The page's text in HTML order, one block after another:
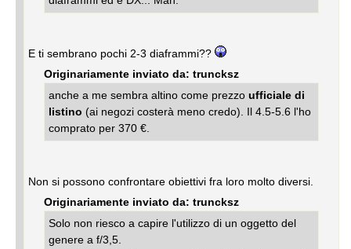
E ti sembrano pochi 2-3 diaframmi??
Originariamente inviato da: truncksz
anche a me sembra altino come prezzo ufficiale di
listino (ai negozi costerà meno credo). Il 4.5-5.6 l'ho
comprato per 370 €.
Non si possono confrontare obiettivi fra loro molto diversi.
Originariamente inviato da: truncksz
Solo non riesco a capire l'utilizzo di un oggetto del
genere a f/3,5.